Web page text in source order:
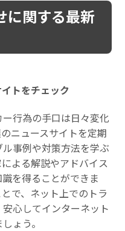
に関する最新
トをチェック
行為の手口は日々変化
ニュースサイトを定期
事例や対策方法を学ぶ
よる解説やアドバイス
を得ることができま
で、ネット上でのトラ
心してインターネット
ょう。